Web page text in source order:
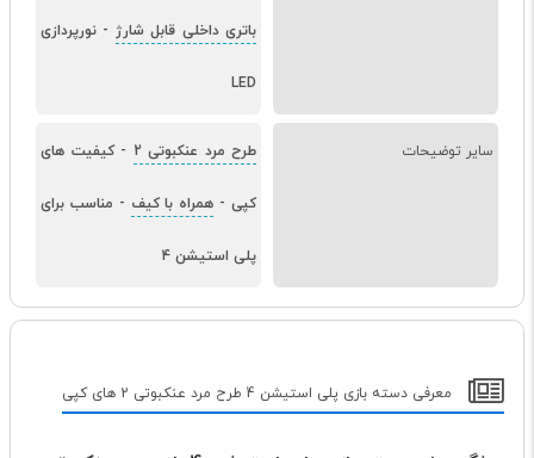
باتری داخلی قابل شارژ - نورپردازی
LED
سایر توضیحات طرح مرد عنکبوتی 2 -کیفیت های
کپی- همراه با کیف - مناسب برای
پلی استیشن 4
معرفی دسته بازی پلی استیشن 4 طرح مرد عنکبوتی 2 های کپی